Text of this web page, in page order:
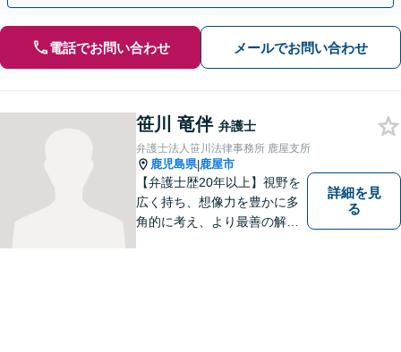
電話でお問い合わせ メールでお問い合わせ
笹川 竜伴 弁護士
弁護士法人笹川法律事務所 鹿屋支所
鹿児島県|鹿屋市
【弁護士歴20年以上】視野を
広く持ち、想像力を豊かに多
角的に考え、より最善の解決
詳細を見
る